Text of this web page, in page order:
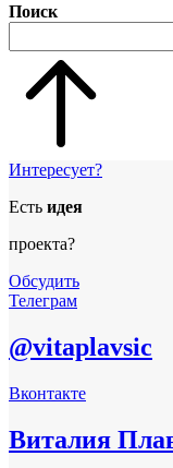
Поиск
Интересует?
Есть идея
проекта?
Обсудить
Телеграм
@vitaplavsic
Вконтакте
Виталия